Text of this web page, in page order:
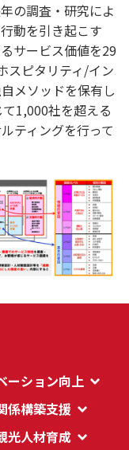
の調査・研究によ
動を引き起こす
サービス価値を29
スピタリティ/イン
メソッドを保有し
1,000社を超える
ティングを行って
ーション向上
係構築支援
光人材育成